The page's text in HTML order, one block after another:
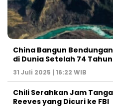
China Bangun
di Dunia Setelah 74
31 Juli 2025 | 16:22 WIB
Chili Serahkan Jam
Reeves yang Dicuri ke FBI